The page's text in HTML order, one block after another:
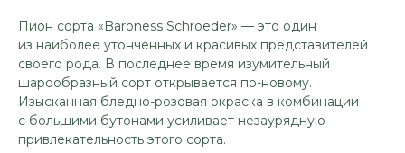
Пион сорта «Baroness Schroeder» — это один
из наиболее утончённых и красивых представителей
своего рода. В последнее время изумительный
шарообразный сорт открывается по-новому.
Изысканная бледно-розовая окраска в комбинации
с большими бутонами усиливает незаурядную
привлекательность этого сорта.